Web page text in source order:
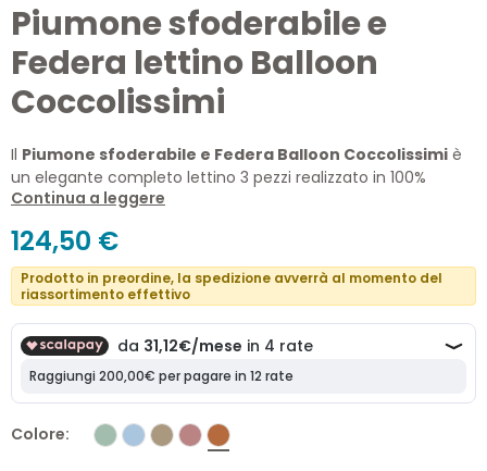
Piumone sfoderabile e
Federa lettino Balloon
Coccolissimi
Il Piumone sfoderabile e Federa Balloon Coccolissimi è
un elegante completo lettino 3 pezzi realizzato in 100%
cotone Made in Italy. Il raffinato ricamo a mongolfiera, il
inclusa rendono questo set ideale per accompagnare il
sonno del neonato con comfort, qualità e stile.
Continua a leggere
124,50 €
Prodotto in preordine, la spedizione avverrà al momento del
riassortimento effettivo
Colore